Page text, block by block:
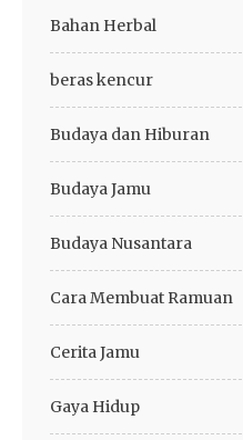
Bahan Herbal
beras kencur
Budaya dan Hiburan
Budaya Jamu
Budaya Nusantara
Cara Membuat Ramuan
Cerita Jamu
Gaya Hidup